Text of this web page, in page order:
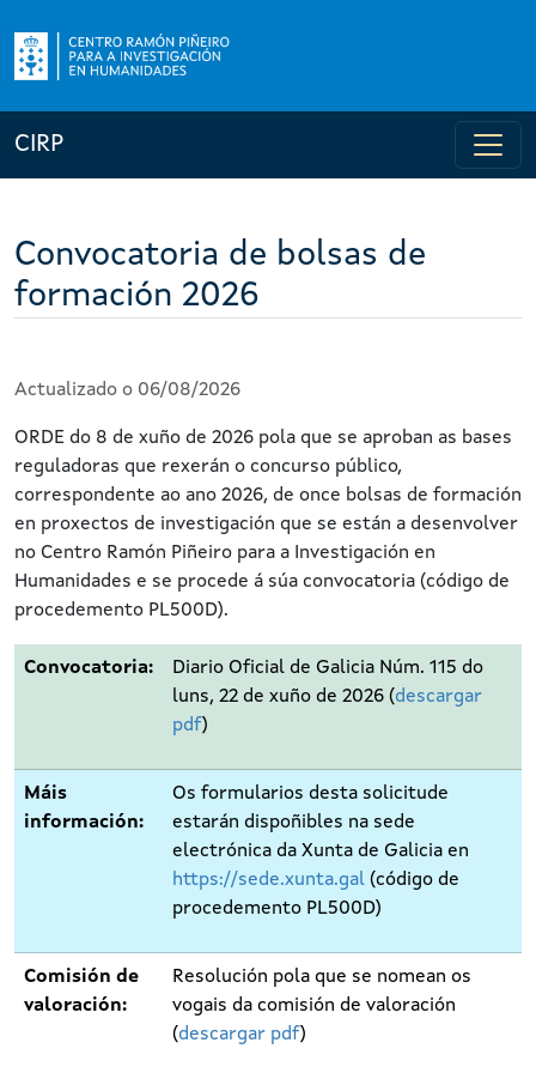
CIRP
Convocatoria de bolsas de
formación 2026
Actualizado o 06/08/2026
ORDE do 8 de xuño de 2026 pola que se aproban as bases
reguladoras que rexerán o concurso público,
correspondente ao ano 2026, de once bolsas de formación
en proxectos de investigación que se están a desenvolver
no Centro Ramón Piñeiro para a Investigación en
Humanidades e se procede á súa convocatoria (código de
procedemento PL500D).
Convocatoria:
Diario Oficial de Galicia Núm. 115 do
luns, 22 de xuño de 2026 (descargar
pdf)
Máis
información:
Os formularios desta solicitude
estarán dispoñibles na sede
electrónica da Xunta de Galicia en
https://sede.xunta.gal (código de
procedemento PL500D)
Comisión de
valoración:
Resolución pola que se nomean os
vogais da comisión de valoración
(descargar pdf)